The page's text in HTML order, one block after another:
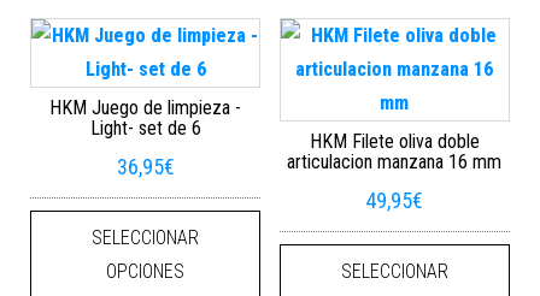
HKM Juego de limpieza -
Light- set de 6
36,95€
SELECCIONAR
OPCIONES
Este producto tiene múltiples
HKM Filete oliva doble
articulacion manzana 16 mm
49,95€
SELECCIONAR